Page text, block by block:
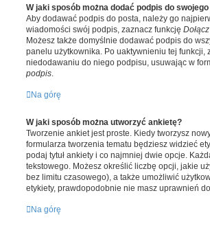
W jaki sposób można dodać podpis do
Aby dodawać podpis do posta, należy go
wiadomości swój podpis, zaznacz funkcję
Możesz także domyślnie dodawać podpis do
panelu użytkownika. Po uaktywnieniu tej funkcji,
niedodawaniu do niego podpisu, usuwając w
podpis
Na górę
W jaki sposób można utworzyć ankietę?
Tworzenie ankiet jest proste. Kiedy tworzysz
formularza tworzenia tematu będziesz widzieć
podaj tytuł ankiety i co najmniej dwie opcje.
tekstowego. Możesz określić liczbę opcji, jakie
bez limitu czasowego), a także umożliwić
etykiety, prawdopodobnie nie masz uprawnień
Na górę